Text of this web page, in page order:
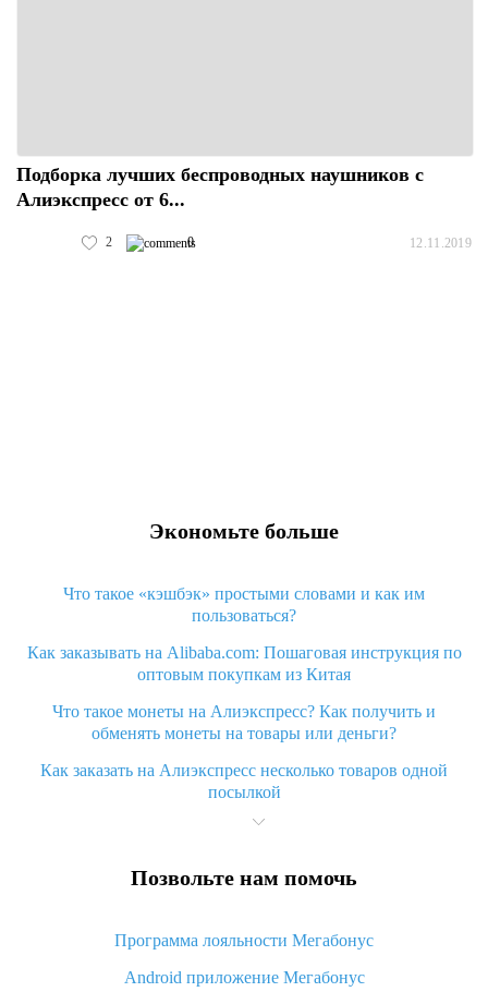
Подборка лучших беспроводных наушников с
Алиэкспресс от 6...
2 0 12.11.2019
Экономьте больше
Что такое «кэшбэк» простыми словами и как им
пользоваться?
Как заказывать на Alibaba.com: Пошаговая инструкция по
оптовым покупкам из Китая
Что такое монеты на Алиэкспресс? Как получить и
обменять монеты на товары или деньги?
Как заказать на Алиэкспресс несколько товаров одной
посылкой
Что значит статус «Заказ закрыт» на Алиэкспресс и что
Что делать, если Алиэкспресс просит ввести паспортные
Как узнать, куда пришла посылка с Алиэкспресс
Вы отменили заказ на Алиэкспресс, когда вернут деньги?
Позвольте нам помочь
Программа лояльности Мегабонус
Android приложение Мегабонус